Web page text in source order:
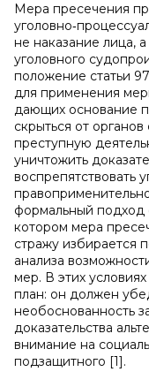
Мера пресечения
не наказание лица,
уголовного
положение статьи
для применения
дающих основание
скрыться от
преступную
уничтожить
воспрепятствовать
формальный подход
котором мера
стражу избирается
анализа
мер. В этих
план: он должен
необоснованность
доказательства
внимание на
подзащитного [1].